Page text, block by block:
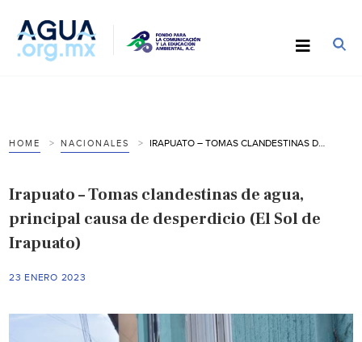
HOME NACIONALES
Irapuato – Tomas clandestinas de agua,
principal causa de desperdicio (El Sol de
Irapuato)
23 ENERO 2023